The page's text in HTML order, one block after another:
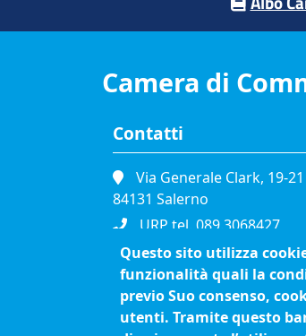
Camera di
Contatti
Via Generale Clark, 19-
84131 Salerno
URP tel. 089.3068427
Portineria tel.
Fax. 089.334865
P.I. 01039610652
C.F. 80003090653
Questo sito utilizza
funzionalità quali la
previo Suo consenso,
utenti. Tramite questo